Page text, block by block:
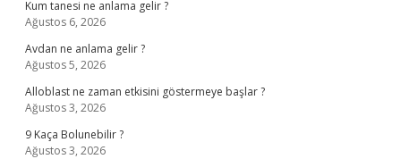
Kum tanesi ne anlama gelir ?
Ağustos 6, 2026
Avdan ne anlama gelir ?
Ağustos 5, 2026
Alloblast ne zaman etkisini göstermeye başlar ?
Ağustos 3, 2026
9 Kaça Bolunebilir ?
Ağustos 3, 2026